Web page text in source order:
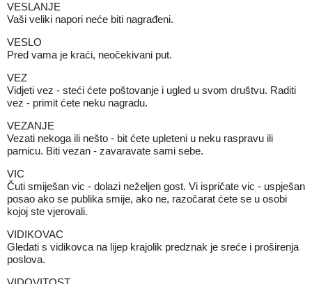
VESLANJE
Vaši veliki napori neće biti nagrađeni.
VESLO
Pred vama je kraći, neočekivani put.
VEZ
Vidjeti vez - steći ćete poštovanje i ugled u svom društvu. Raditi
vez - primit ćete neku nagradu.
VEZANJE
Vezati nekoga ili nešto - bit ćete upleteni u neku raspravu ili
parnicu. Biti vezan - zavaravate sami sebe.
VIC
Čuti smiješan vic - dolazi neželjen gost. Vi ispričate vic - uspješan
posao ako se publika smije, ako ne, razočarat ćete se u osobi
kojoj ste vjerovali.
VIDIKOVAC
Gledati s vidikovca na lijep krajolik predznak je sreće i proširenja
poslova.